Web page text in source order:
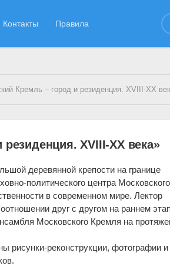
Контакты Правила
Кремль – город и резиденция. XVIII-XX
XVIII-XX века»
деревянной крепости на границе
политического центра Московского
в современном мире. Лектор
друг с другом на раннем
Московского Кремля на
рисунки-реконструкции, фотографии и